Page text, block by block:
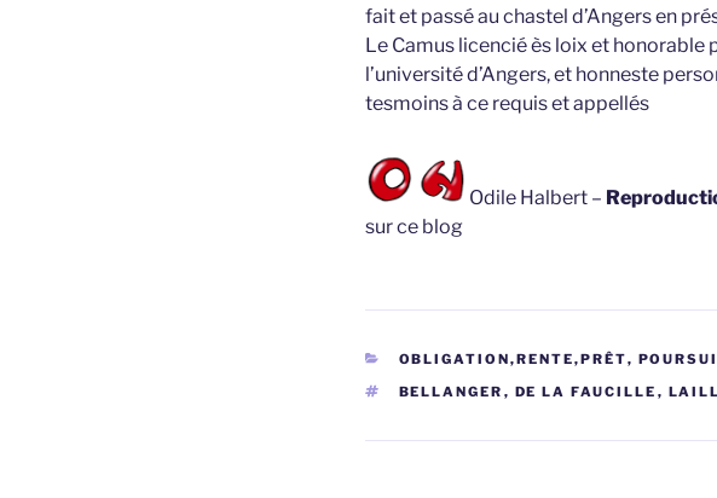
fait et passé au chastel d’Angers en
Le Camus licencié ès loix et
l’université d’Angers, et honneste
tesmoins à ce requis et appellés
Odile Halbert –
sur ce blog
CATÉGORIES
OBLIGATION,RENTE,PRÊT,
ÉTIQUETTES
BELLANGER , DE LA FAUCILLE ,